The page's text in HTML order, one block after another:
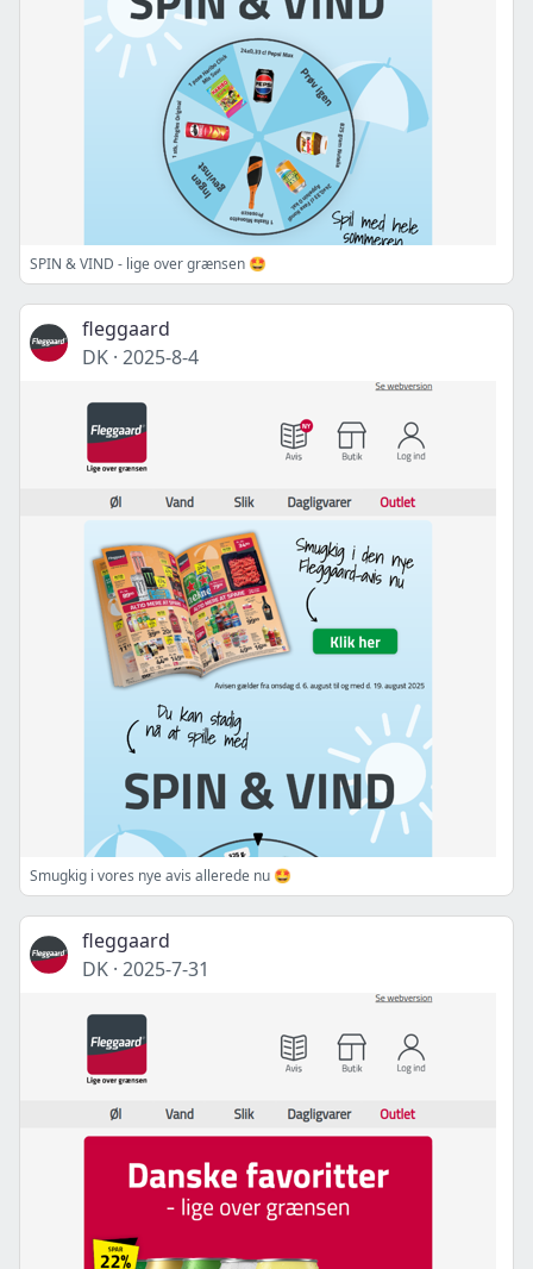
SPIN & VIND - lige over grænsen 🤩
fleggaard
DK · 2025-8-4
Smugkig i vores nye avis allerede nu 🤩
fleggaard
DK · 2025-7-31